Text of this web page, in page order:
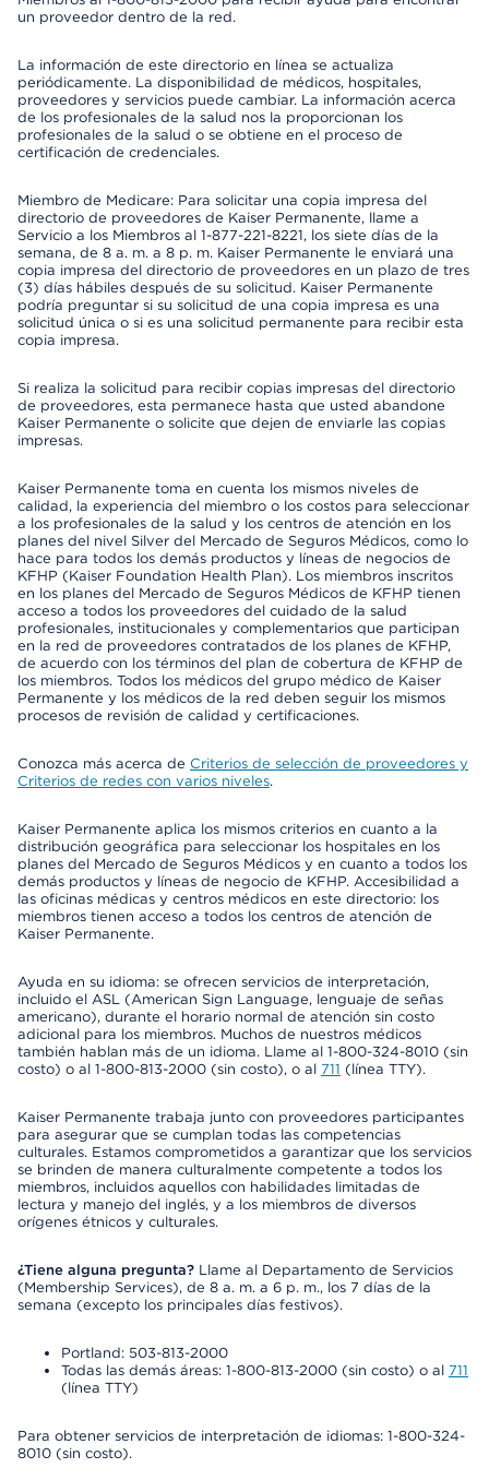
un proveedor dentro de la red.
La información de este directorio en línea se actualiza
periódicamente. La disponibilidad de médicos, hospitales,
proveedores y servicios puede cambiar. La información acerca
de los profesionales de la salud nos la proporcionan los
profesionales de la salud o se obtiene en el proceso de
certificación de credenciales.
Miembro de Medicare: Para solicitar una copia impresa del
directorio de proveedores de Kaiser Permanente, llame a
Servicio a los Miembros al 1-877-221-8221, los siete días de la
semana, de 8 a. m. a 8 p. m. Kaiser Permanente le enviará una
copia impresa del directorio de proveedores en un plazo de tres
(3) días hábiles después de su solicitud. Kaiser Permanente
podría preguntar si su solicitud de una copia impresa es una
solicitud única o si es una solicitud permanente para recibir esta
copia impresa.
Si realiza la solicitud para recibir copias impresas del directorio
de proveedores, esta permanece hasta que usted abandone
Kaiser Permanente o solicite que dejen de enviarle las copias
impresas.
Kaiser Permanente toma en cuenta los mismos niveles de
calidad, la experiencia del miembro o los costos para seleccionar
a los profesionales de la salud y los centros de atención en los
planes del nivel Silver del Mercado de Seguros Médicos, como lo
hace para todos los demás productos y líneas de negocios de
KFHP (Kaiser Foundation Health Plan). Los miembros inscritos
en los planes del Mercado de Seguros Médicos de KFHP tienen
acceso a todos los proveedores del cuidado de la salud
profesionales, institucionales y complementarios que participan
en la red de proveedores contratados de los planes de KFHP,
de acuerdo con los términos del plan de cobertura de KFHP de
los miembros. Todos los médicos del grupo médico de Kaiser
Permanente y los médicos de la red deben seguir los mismos
procesos de revisión de calidad y certificaciones.
Conozca más acerca de Criterios de selección de proveedores y
Criterios de redes con varios niveles.
Kaiser Permanente aplica los mismos criterios en cuanto a la
distribución geográfica para seleccionar los hospitales en los
planes del Mercado de Seguros Médicos y en cuanto a todos los
demás productos y líneas de negocio de KFHP. Accesibilidad a
las oficinas médicas y centros médicos en este directorio: los
miembros tienen acceso a todos los centros de atención de
Kaiser Permanente.
Ayuda en su idioma: se ofrecen servicios de interpretación,
incluido el ASL (American Sign Language, lenguaje de señas
americano), durante el horario normal de atención sin costo
adicional para los miembros. Muchos de nuestros médicos
también hablan más de un idioma. Llame al 1-800-324-8010 (sin
costo) o al 1-800-813-2000 (sin costo), o al 711 (línea TTY).
Kaiser Permanente trabaja junto con proveedores participantes
para asegurar que se cumplan todas las competencias
culturales. Estamos comprometidos a garantizar que los servicios
se brinden de manera culturalmente competente a todos los
miembros, incluidos aquellos con habilidades limitadas de
lectura y manejo del inglés, y a los miembros de diversos
orígenes étnicos y culturales.
¿Tiene alguna pregunta? Llame al Departamento de Servicios
(Membership Services), de 8 a. m. a 6 p. m., los 7 días de la
semana (excepto los principales días festivos).
Portland: 503-813-2000
Todas las demás áreas: 1-800-813-2000 (sin costo) o al 711
(línea TTY)
Para obtener servicios de interpretación de idiomas: 1-800-324-
8010 (sin costo).